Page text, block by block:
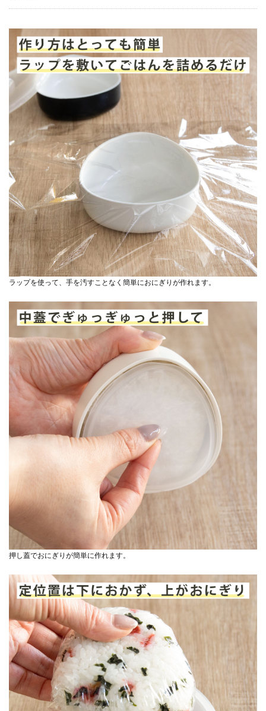
ラップを使って、手を汚すことなく簡単におにぎりが作れます。
押し蓋でおにぎりが簡単に作れます。